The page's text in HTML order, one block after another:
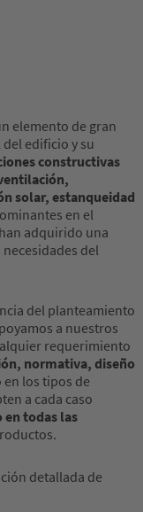
elemento de gran
edificio y su
constructivas
solar, estanqueidad
en el
adquirido una
del
del planteamiento
a nuestros
requerimiento
normativa, diseño
los tipos de
a cada caso
todas las
detallada de